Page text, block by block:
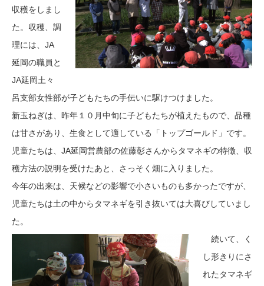
収穫をしまし
た。収穫、調
理には、JA
延岡の職員と
JA延岡土々
呂支部女性部が子どもたちの手伝いに駆けつけました。
新玉ねぎは、昨年１０月中旬に子どもたちが植えたもので、品種
は甘さがあり、生食として適している「トップゴールド」です。
児童たちは、JA延岡営農部の佐藤彰さんからタマネギの特徴、収
穫方法の説明を受けたあと、さっそく畑に入りました。
今年の出来は、天候などの影響で小さいものも多かったですが、
児童たちは土の中からタマネギを引き抜いては大喜びしていまし
た。
続いて、く
し形きりにさ
れたタマネギ